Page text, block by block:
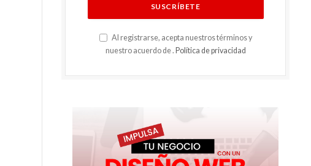
Al registrarse, acepta nuestros términos y
nuestro acuerdo de . Política de privacidad